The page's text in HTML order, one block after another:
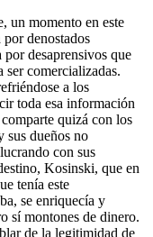
un momento en este
denostados
desaprensivos que
ser comercializadas.
a los
toda esa información
quizá con los
sus dueños no
con sus
Kosinski, que en
tenía este
se enriquecía y
sí montones de dinero.
de la legitimidad de